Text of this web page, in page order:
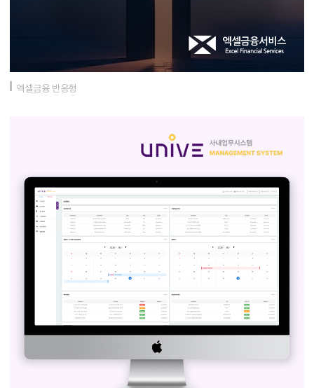
엑셀금융 반응형